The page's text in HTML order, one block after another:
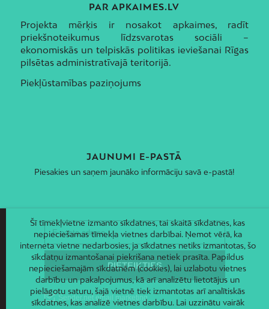
PAR APKAIMES.LV
Projekta mērķis ir nosakot apkaimes, radīt
priekšnoteikumus līdzsvarotas sociāli –
ekonomiskās un telpiskās politikas ieviešanai Rīgas
pilsētas administratīvajā teritorijā.
Piekļūstamības paziņojums
JAUNUMI E-PASTĀ
Piesakies un saņem jaunāko informāciju savā e-pastā!
Šī tīmekļvietne izmanto sīkdatnes, tai skaitā sīkdatnes, kas
nepieciešamas tīmekļa vietnes darbībai. Ņemot vērā, ka
interneta vietne nedarbosies, ja sīkdatnes netiks izmantotas, šo
sīkdatņu izmantošanai piekrišana netiek prasīta. Papildus
nepieciešamajām sīkdatnēm (cookies), lai uzlabotu vietnes
darbību un pakalpojumus, kā arī analizētu lietotājus un
pielāgotu saturu, šajā vietnē tiek izmantotas arī analītiskās
sīkdatnes, kas analizē vietnes darbību. Lai uzzinātu vairāk